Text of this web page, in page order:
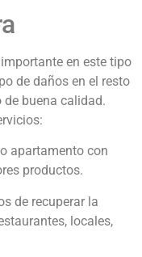
en este tipo
de daños en el resto
buena calidad.
apartamento con
productos.
de recuperar la
locales,